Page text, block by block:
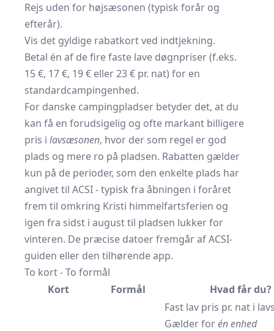
Rejs uden for højsæsonen (typisk forår og
efterår).
Vis det gyldige rabatkort ved indtjekning.
Betal én af de fire faste lave døgnpriser (f.eks.
15 €, 17 €, 19 € eller 23 € pr. nat) for en
standardcampingenhed.
For danske campingpladser betyder det, at du
kan få en forudsigelig og ofte markant billigere
pris i lavsæsonen, hvor der som regel er god
plads og mere ro på pladsen. Rabatten gælder
kun på de perioder, som den enkelte plads har
angivet til ACSI - typisk fra åbningen i foråret
frem til omkring Kristi himmelfartsferien og
igen fra sidst i august til pladsen lukker for
vinteren. De præcise datoer fremgår af ACSI-
guiden eller den tilhørende app.
To kort - To formål
Kort
Formål Hvad får du?
Fast lav pris pr. nat i
Gælder forén enhed